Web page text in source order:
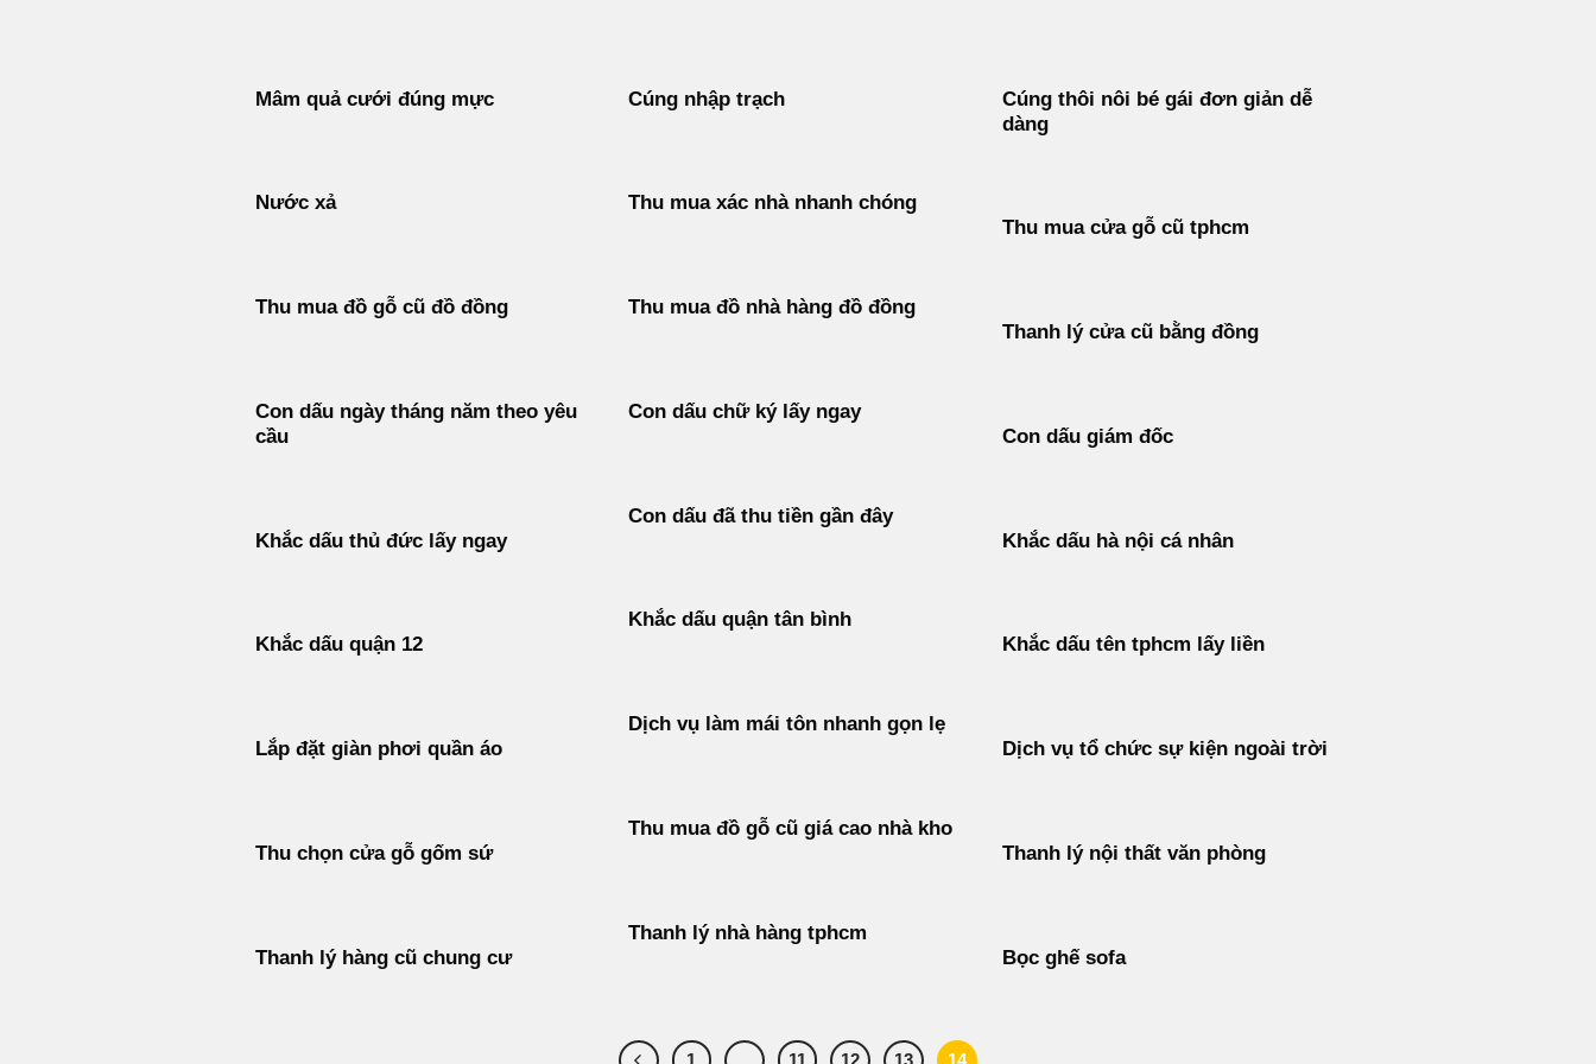
Mâm quả cưới đúng mực Cúng nhập trạch
Cúng thôi nôi bé gái đơn giản dễ
dàng
Nước xả
Thu mua xác nhà nhanh chóng
Thu mua cửa gỗ cũ tphcm
Thu mua đồ gỗ cũ đồ đồng
Thu mua đồ nhà hàng đồ đồng
Thanh lý cửa cũ bằng đồng
Con dấu ngày tháng năm theo yêu
cầu
Con dấu chữ ký lấy ngay
Con dấu giám đốc
Con dấu đã thu tiền gần đây
Khắc dấu thủ đức lấy ngay
Khắc dấu hà nội cá nhân
Khắc dấu quận tân bình
Khắc dấu quận 12
Khắc dấu tên tphcm lấy liền
Dịch vụ làm mái tôn nhanh gọn lẹ
Lắp đặt giàn phơi quần áo
Dịch vụ tổ chức sự kiện ngoài trời
Thu mua đồ gỗ cũ giá cao nhà kho
Thu chọn cửa gỗ gốm sứ
Thanh lý nội thất văn phòng
Thanh lý nhà hàng tphcm
Thanh lý hàng cũ chung cư
Bọc ghế sofa